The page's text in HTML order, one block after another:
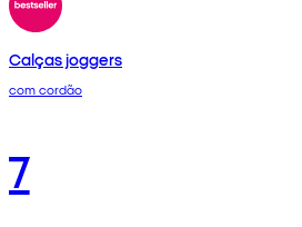
Calças joggers
com cordão
7